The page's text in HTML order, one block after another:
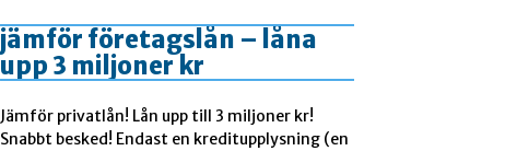
jämför företagslån – låna
upp 3 miljoner kr
Jämför privatlån! Lån upp till 3 miljoner kr!
Snabbt besked! Endast en kreditupplysning (en